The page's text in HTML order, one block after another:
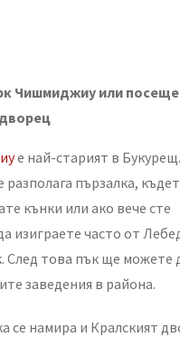
Чишмиджиу или
е най-старият в
разполага пързалка,
кънки или ако вече сте
изиграете часто от
След това пък ще можете
заведения в района.
се намира и Кралският